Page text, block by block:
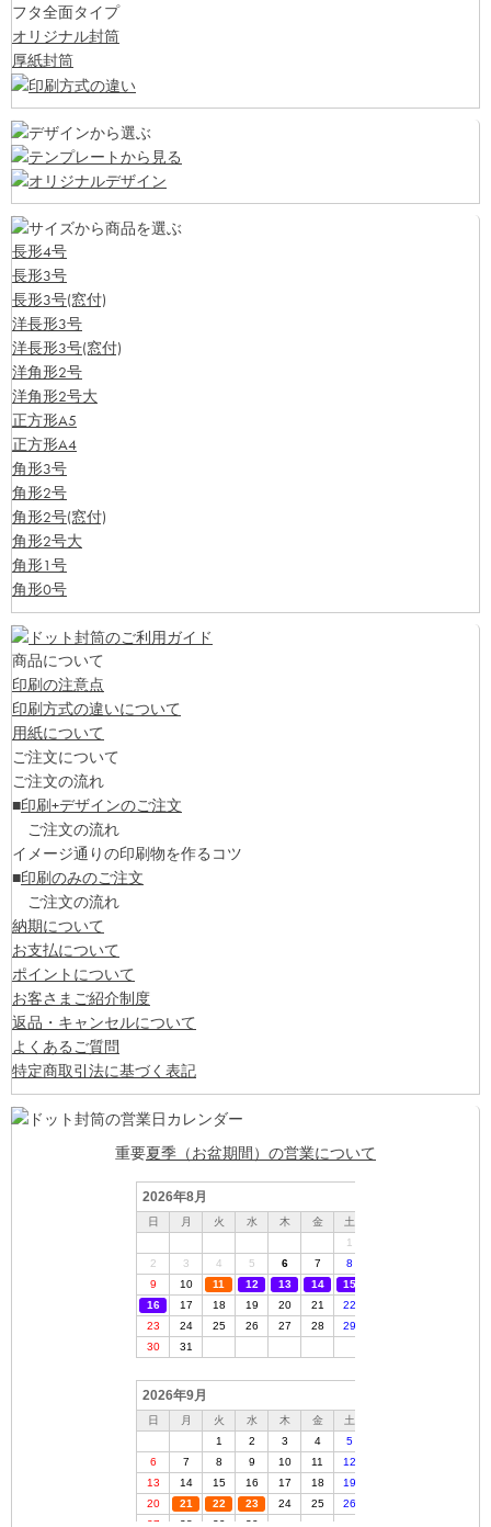
フタ全面タイプ
オリジナル封筒
厚紙封筒
長形4号
長形3号
長形3号(窓付)
洋長形3号
洋長形3号(窓付)
洋角形2号
洋角形2号大
正方形A5
正方形A4
角形3号
角形2号
角形2号(窓付)
角形2号大
角形1号
角形0号
商品について
印刷の注意点
印刷方式の違いについて
用紙について
ご注文について
ご注文の流れ
■印刷+デザインのご注文
ご注文の流れ
イメージ通りの印刷物を作るコツ
■印刷のみのご注文
ご注文の流れ
納期について
お支払について
ポイントについて
お客さまご紹介制度
返品・キャンセルについて
よくあるご質問
特定商取引法に基づく表記
重要夏季（お盆期間）の営業について